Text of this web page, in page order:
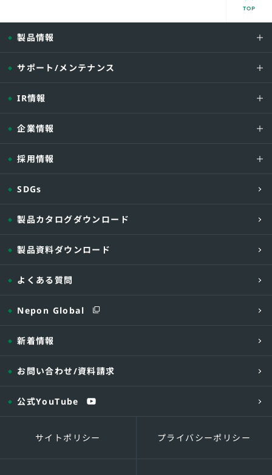
TOP
製品情報
サポート/メンテナンス
IR情報
企業情報
採用情報
SDGs
製品カタログダウンロード
製品資料ダウンロード
よくある質問
Nepon Global
新着情報
お問い合わせ/資料請求
公式YouTube
サイトポリシー プライバシーポリシー